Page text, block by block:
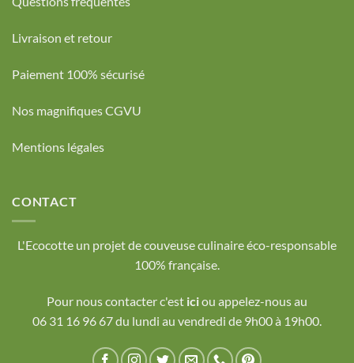
Livraison et retour
Paiement 100% sécurisé
Nos magnifiques CGVU
Mentions légales
CONTACT
L'Ecocotte un projet de couveuse culinaire éco-responsable
100% française.
Pour nous contacter c'est iciou appelez-nous au
06 31 16 96 67 du lundi au vendredi de 9h00 à 19h00.